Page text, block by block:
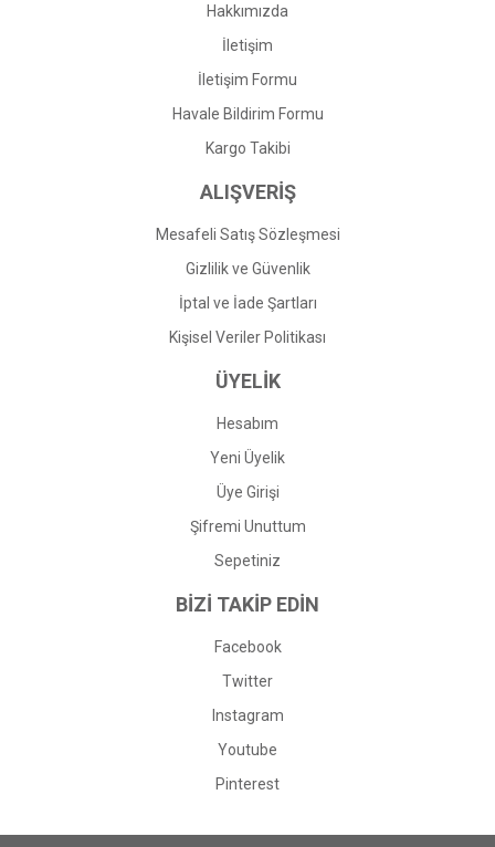
Gönder
Hakkımızda
İletişim
İletişim Formu
Havale Bildirim Formu
Kargo Takibi
ALIŞVERİŞ
Mesafeli Satış Sözleşmesi
Gizlilik ve Güvenlik
İptal ve İade Şartları
Kişisel Veriler Politikası
ÜYELİK
Hesabım
Yeni Üyelik
Üye Girişi
Şifremi Unuttum
Sepetiniz
BİZİ TAKİP EDİN
Facebook
Twitter
Instagram
Youtube
Pinterest